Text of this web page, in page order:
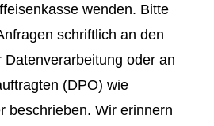
wenden. Bitte
schriftlich an den
oder an
(DPO) wie
beschrieben. Wir erinnern